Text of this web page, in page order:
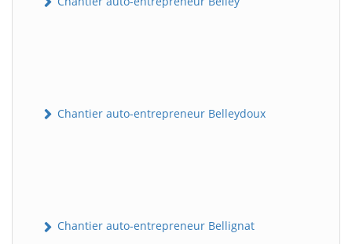
Chantier auto-entrepreneur Belleydoux
Chantier auto-entrepreneur Bellignat